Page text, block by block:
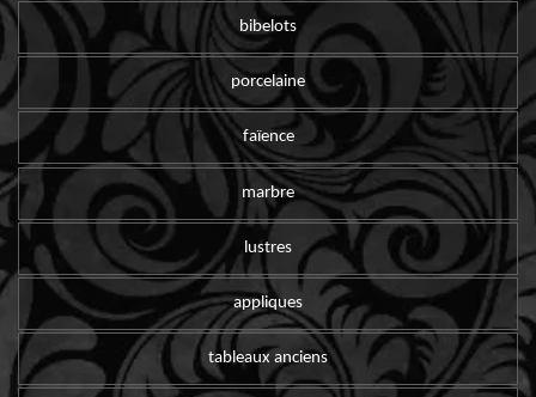
bibelots
porcelaine
faïence
marbre
lustres
appliques
tableaux anciens